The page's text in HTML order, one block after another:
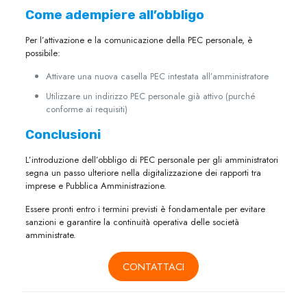
Come adempiere all’obbligo
Per l’attivazione e la comunicazione della PEC personale, è
possibile:
Attivare una nuova casella PEC intestata all’amministratore
Utilizzare un indirizzo PEC personale già attivo (purché
conforme ai requisiti)
Conclusioni
L’introduzione dell’obbligo di PEC personale per gli amministratori
segna un passo ulteriore nella digitalizzazione dei rapporti tra
imprese e Pubblica Amministrazione.
Essere pronti entro i termini previsti è fondamentale per evitare
sanzioni e garantire la continuità operativa delle società
amministrate.
CONTATTACI